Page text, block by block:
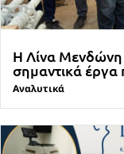
Η Λίνα
σημαντικά έργα
Αναλυτικά